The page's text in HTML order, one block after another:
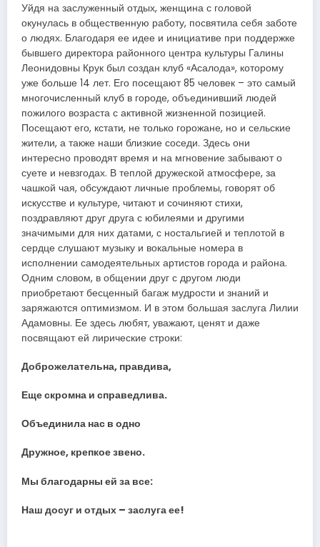
Уйдя на заслуженный отдых, женщина с головой
окунулась в общественную работу, посвятила себя заботе
о людях. Благодаря ее идее и инициативе при поддержке
бывшего директора районного центра культуры Галины
Леонидовны Крук был создан клуб «Асалода», которому
уже больше 14 лет. Его посещают 85 человек – это самый
многочисленный клуб в городе, объединивший людей
пожилого возраста с активной жизненной позицией.
Посещают его, кстати, не только горожане, но и сельские
жители, а также наши близкие соседи. Здесь они
интересно проводят время и на мгновение забывают о
суете и невзгодах. В теплой дружеской атмосфере, за
чашкой чая, обсуждают личные проблемы, говорят об
искусстве и культуре, читают и сочиняют стихи,
поздравляют друг друга с юбилеями и другими
значимыми для них датами, с ностальгией и теплотой в
сердце слушают музыку и вокальные номера в
исполнении самодеятельных артистов города и района.
Одним словом, в общении друг с другом люди
приобретают бесценный багаж мудрости и знаний и
заряжаются оптимизмом. И в этом большая заслуга Лилии
Адамовны. Ее здесь любят, уважают, ценят и даже
посвящают ей лирические строки:
Доброжелательна, правдива,
Еще скромна и справедлива.
Объединила нас в одно
Дружное, крепкое звено.
Мы благодарны ей за все:
Наш досуг и отдых – заслуга ее!